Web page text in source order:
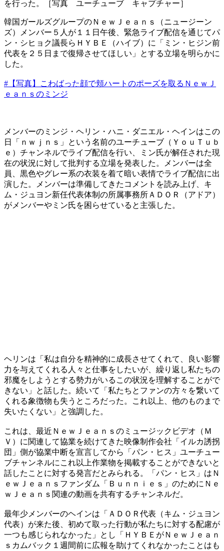
を行った。［写真 ユーチューブ キャプチャー］
韓国ガールズグループのＮｅｗＪｅａｎｓ（ニュージーン
ズ）メンバー５人が１１日午後、緊急ライブ配信を通じてパ
ン・シヒョク議長らＨＹＢＥ（ハイブ）に「ミン・ヒジン前
代表を２５日まで復帰させてほしい」とする立場を明らかに
した。
#【写真】こわばった顔で頬ハートのポーズを取るＮｅｗＪ
ｅａｎｓのミンジ
メンバーのミンジ・ヘリン・ハニ・ダニエル・ヘインはこの
日「ｎｗｊｎｓ」という名前のユーチューブ（ＹｏｕＴｕｂ
ｅ）チャンネルでライブ配信を行い、ミン氏が解任された現
在の状況に対して批判する立場を発表した。メンバーは全
員、黒色やグレー系の衣装を着て暗い表情でライブ配信に出
演した。メンバーは準備してきたコメントを読み上げ、キ
ム・ジュヨン新任代表体制の所属事務所ＡＤＯＲ（アドア）
がメンバーやミン氏を困らせていると主張した。
ヘリンは「私は自分を精神的に成長させてくれて、良い影響
力を与えてくれる人々と仕事をしたいが、繰り返し私たちの
邪魔をしようとする勢力がいるこの状況を理解することがで
きない」と話した。続いて「私たちとファンの方々を繋いて
くれる象徴物も失うところだった。これ以上、他のものまで
失いたくない」と強調した。
これは、最近ＮｅｗＪｅａｎｓのミュージックビデオ（Ｍ
Ｖ）に関連して協業を続けてきた映像制作会社「イルカ誘拐
団」側が協業中断を宣言してから「パン・ヒス」ユーチュー
ブチャンネルにこれ以上作業物を掲載することができないと
話したことに対する発言だとみられる。「パン・ヒス」はＮ
ｅｗＪｅａｎｓファンダム「Ｂｕｎｎｉｅｓ」のためにＮｅ
ｗＪｅａｎｓ関連の動画を共有するチャンネルだ。
最年少メンバーのヘインは「ＡＤＯＲ代表（キム・ジュヨン
代表）が来た後、初めて取った行動が私たちに対する配慮が
一つも感じられなかった」とし「ＨＹＢＥがＮｅｗＪｅａｎ
ｓカムバック１週間前に広報を助けてくれなかったことはも